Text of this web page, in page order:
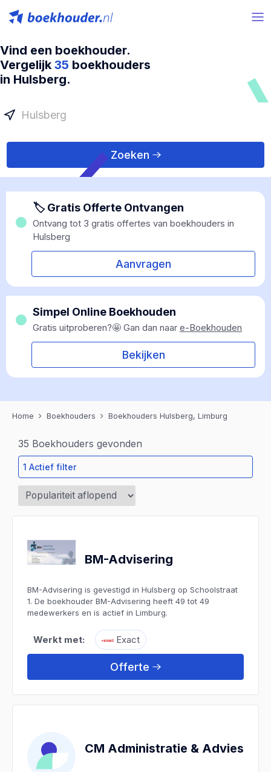
Vind een boekhouder.
Vergelijk 35 boekhouders
in Hulsberg.
Zoeken
🏷 Gratis Offerte Ontvangen
Ontvang tot 3 gratis offertes van boekhouders in
Hulsberg
Aanvragen
Simpel Online Boekhouden
Gratis uitproberen?🤩 Gan dan naar e-Boekhouden
Bekijken
Home Boekhouders Boekhouders Hulsberg, Limburg
35 Boekhouders gevonden
1 Actief filter
BM-Advisering
BM-Advisering is gevestigd in Hulsberg op Schoolstraat
1. De boekhouder BM-Advisering heeft 49 tot 49
medewerkers en is actief in Limburg.
Werkt met: Exact
Offerte
CM Administratie & Advies